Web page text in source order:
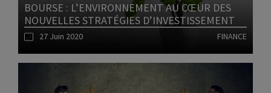
BOURSE : L’ENVIRONNEMENT AU CŒUR DES
NOUVELLES STRATÉGIES D’INVESTISSEMENT
27 Juin 2020 FINANCE